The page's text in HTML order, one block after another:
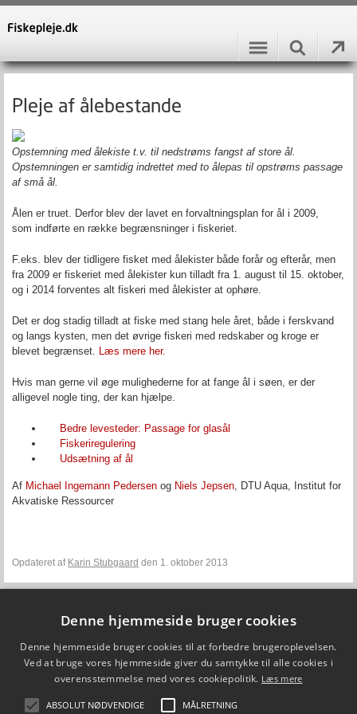
Pleje af ålebestande
Opstemning med ålekiste t.v. til nedstrøms fangst af store ål.
Opstemningen er samtidig indrettet med to ålepas til opstrøms passage
af små ål.
Ålen er truet. Derfor blev der lavet en forvaltningsplan for ål i 2009,
som indførte en række begrænsninger i fiskeriet.
F.eks. blev der tidligere fisket med ålekister både forår og efterår, men
fra 2009 er fiskeriet med ålekister kun tilladt fra 1. august til 15. oktober,
og i 2014 forventes alt fiskeri med ålekister at ophøre.
Det er dog stadig tilladt at fiske med stang hele året, både i ferskvand
og langs kysten, men det øvrige fiskeri med redskaber og kroge er
blevet begrænset. Læs mere her.
Hvis man gerne vil øge mulighederne for at fange ål i søen, er der
alligevel nogle ting, der kan hjælpe.
Bedre levesteder: Passage for glasål
Fiskeriregulering
Udsætning af ål
Af Michael Ingemann Pedersen og Niels Jepsen, DTU Aqua, Institut for
Akvatiske Ressourcer
Opdateret af Karin Stubgaard den 1. oktober 2013
DTU Aqua - Institut for Akvatiske Ressourcer
Vejlsøvej 39
8600 Silkeborg
ffi@aqua.dtu.dk
Denne hjemmeside bruger cookies
Denne hjemmeside bruger cookies til at forbedre brugeroplevelsen.
Ved at bruge vores hjemmeside giver du samtykke til alle cookies i
overensstemmelse med vores cookiepolitik. Læs mere
ABSOLUT NØDVENDIGE MÅLRETNING